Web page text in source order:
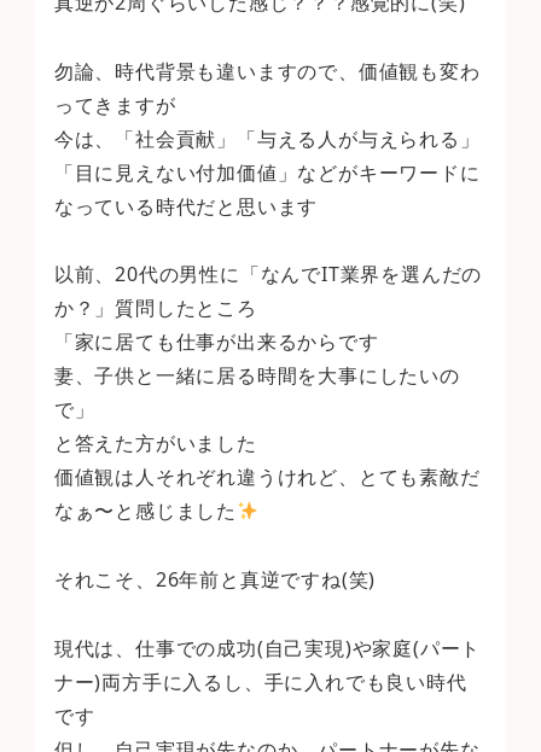
勿論、時代背景も違いますので、価値観も変わ
ってきますが
今は、「社会貢献」「与える人が与えられる」
「目に見えない付加価値」などがキーワードに
なっている時代だと思います
以前、20代の男性に「なんでIT業界を選んだの
か？」質問したところ
「家に居ても仕事が出来るからです
妻、子供と一緒に居る時間を大事にしたいの
で」
と答えた方がいました
価値観は人それぞれ違うけれど、とても素敵だ
なぁ〜と感じました
それこそ、26年前と真逆ですね(笑)
現代は、仕事での成功(自己実現)や家庭(パート
ナー)両方手に入るし、手に入れでも良い時代
です